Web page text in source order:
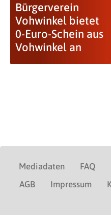
Bürgerverein
Vohwinkel bietet
0-Euro-Schein aus
Vohwinkel an
Mediadaten FAQ
AGB
Impressum